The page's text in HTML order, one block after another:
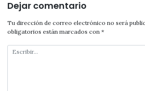
Dejar comentario
Tu dirección de correo electrónico no será
obligatorios están marcados con *